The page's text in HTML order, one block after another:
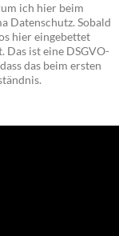
ich hier beim
Datenschutz. Sobald
hier eingebettet
Das ist eine DSGVO-
das beim ersten